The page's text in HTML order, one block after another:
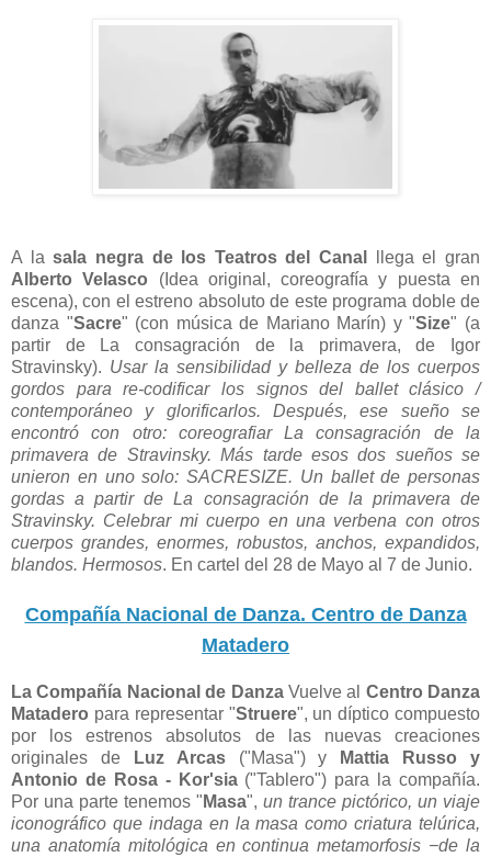
A lasala negra de los Teatros del Canal
llega el gran
Alberto Velasco (Idea original, coreografía y puesta en
escena), con el estreno absoluto de este programa doble de
danza "Sacre" (con música de Mariano Marín) y "Size" (a
partir de La consagración de la primavera, de Igor
Stravinsky). Usar la sensibilidad y belleza de los cuerpos
gordos para re-codificar los signos del ballet clásico /
contemporáneo y glorificarlos. Después, ese sueño se
encontró con otro: coreografiar La consagración de la
primavera de Stravinsky. Más tarde esos dos sueños se
unieron en uno solo: SACRESIZE. Un ballet de personas
gordas a partir de La consagración de la primavera de
Stravinsky. Celebrar mi cuerpo en una verbena con otros
cuerpos grandes, enormes, robustos, anchos, expandidos,
blandos. Hermosos. En cartel del 28 de Mayo al 7 de Junio.
Compañía Nacional de Danza. Centro de Danza
Matadero
La Compañía Nacional de DanzaVuelve al Centro Danza
Matadero para representar "Struere", un díptico compuesto
por los estrenos absolutos de las nuevas creaciones
originales de
Luz Arcas("Masa") y
Mattia Russo y
Antonio de Rosa - Kor'sia("Tablero") para la compañía.
Por una parte tenemos " Masa", un trance pictórico, un viaje
iconográfico que indaga en la masa como criatura telúrica,
una anatomía mitológica en continua metamorfosis −de la